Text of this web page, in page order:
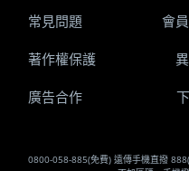
0800-058-885(免費) 遠傳手機直撥
常見問題 會
著作權保護
廣告合作